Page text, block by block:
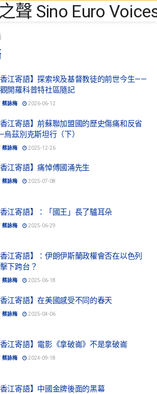
香江寄語】探索埃及基督教徒的前世今生——
開羅科普特社區隨記
蔡詠梅 2026-06-12
香江寄語】前蘇聯加盟國的歷史傷痛和反省
茲別克斯坦行（下）
蔡詠梅 2025-12-26
香江寄語】痛悼傅國涌先生
蔡詠梅 2025-07-08
香江寄語】：「國王」長了驢耳朵
蔡詠梅 2025-06-29
香江寄語】：伊朗伊斯蘭政權會否在以色列
下跨台？
蔡詠梅 2025-06-18
香江寄語】在美國感受不同的春天
蔡詠梅 2025-04-06
香江寄語】電影《拿破崙》不是拿破崙
蔡詠梅 2024-09-18
香江寄語】中國金牌後面的黑幕